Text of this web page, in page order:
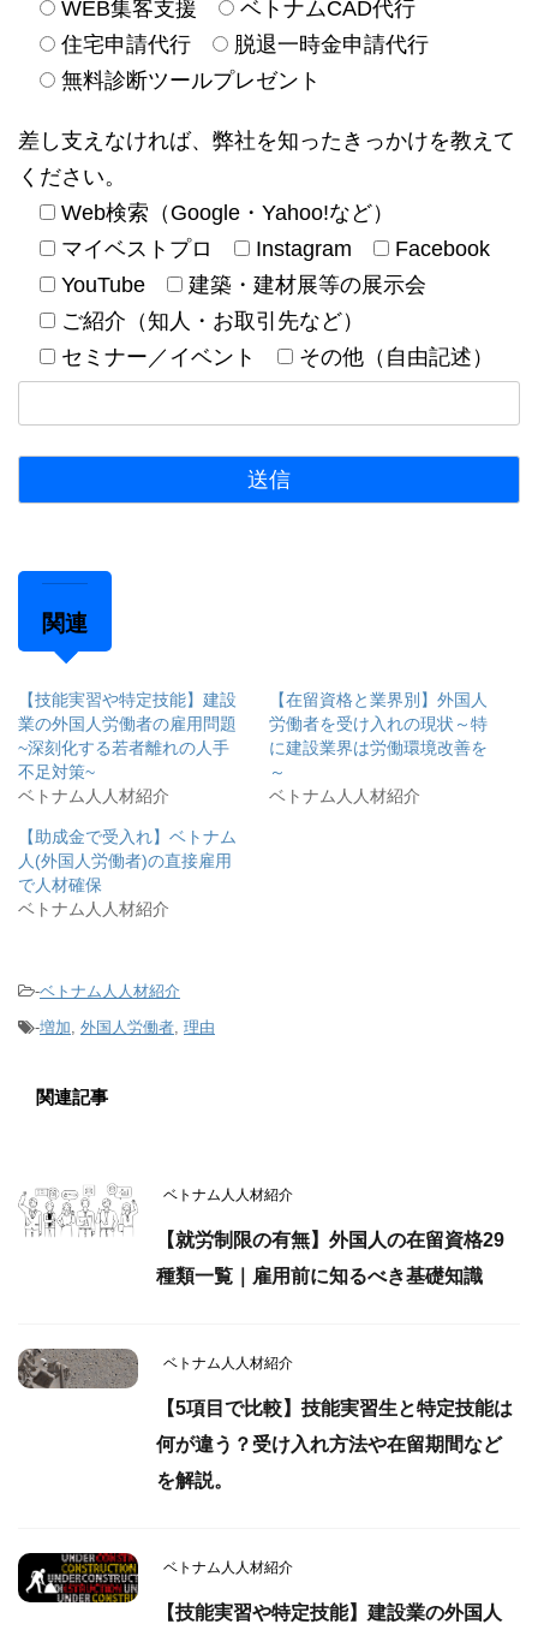
WEB集客支援
ベトナムCAD代行
住宅申請代行
脱退一時金申請代行
無料診断ツールプレゼント
差し支えなければ、弊社を知ったきっかけを教えて
ください。
Web検索（Google・Yahoo!など）
マイベストプロ
Instagram
Facebook
YouTube
建築・建材展等の展示会
ご紹介（知人・お取引先など）
セミナー／イベント
その他（自由記述）
関連
【技能実習や特定技能】建設
業の外国人労働者の雇用問題
~深刻化する若者離れの人手
不足対策~
ベトナム人人材紹介
【在留資格と業界別】外国人
労働者を受け入れの現状～特
に建設業界は労働環境改善を
～
ベトナム人人材紹介
【助成金で受入れ】ベトナム
人(外国人労働者)の直接雇用
で人材確保
ベトナム人人材紹介
-ベトナム人人材紹介
-増加 外国人労働者 理由
関連記事
ベトナム人人材紹介
【就労制限の有無】外国人の在留資格29
種類一覧｜雇用前に知るべき基礎知識
ベトナム人人材紹介
【5項目で比較】技能実習生と特定技能は
何が違う？受け入れ方法や在留期間など
を解説。
ベトナム人人材紹介
【技能実習や特定技能】建設業の外国人